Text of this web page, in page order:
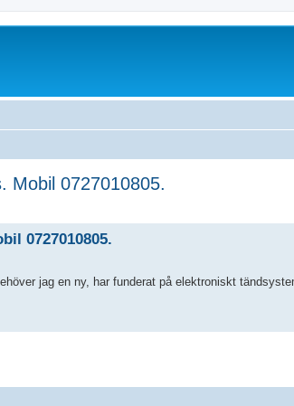
Mobil 0727010805.
0727010805.
jag en ny, har funderat på elektroniskt